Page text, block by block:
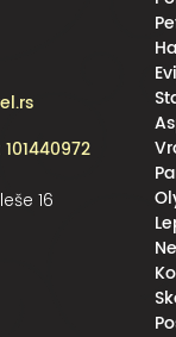
101440972
16